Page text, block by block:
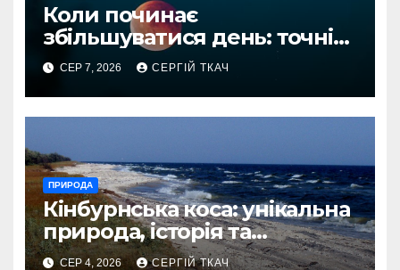
Коли починає
збільшуватися день: точні
дати і наука
СЕР 7, 2026 СЕРГІЙ ТКАЧ
ПРИРОДА
Кінбурнська коса: унікальна
природа, історія та
сучасний статус
СЕР 4, 2026 СЕРГІЙ ТКАЧ